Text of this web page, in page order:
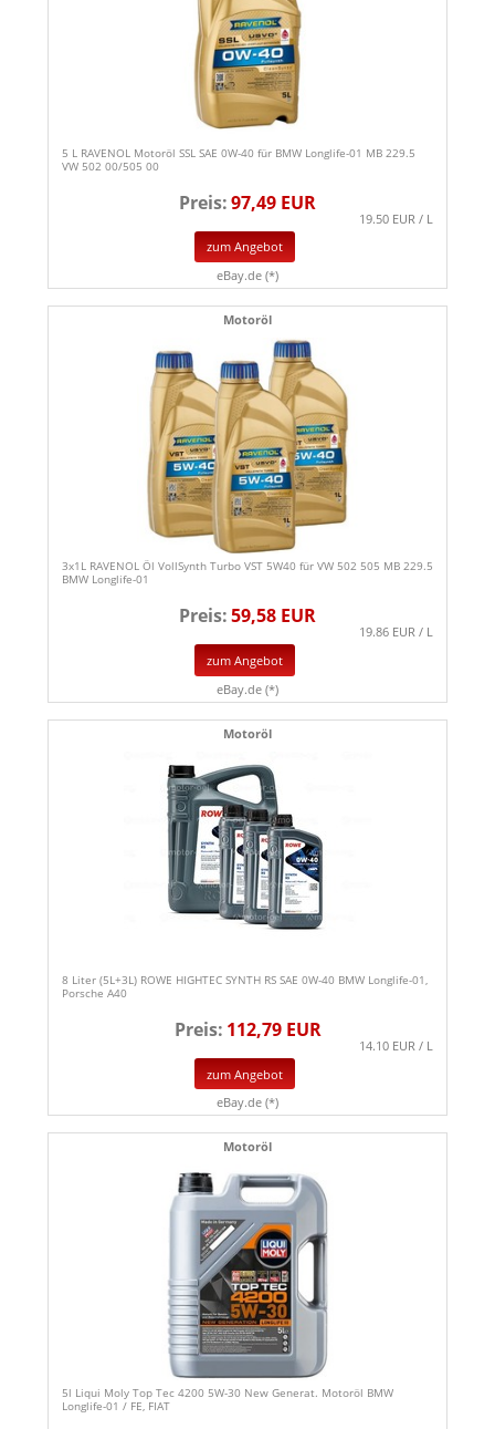
5 L RAVENOL Motoröl SSL SAE 0W-40 für BMW Longlife-01 MB 229.5
VW 502 00/505 00
Preis:97,49 EUR
19.50 EUR / L
zum Angebot
eBay.de (*)
Motoröl
3x1L RAVENOL Öl VollSynth Turbo VST 5W40 für VW 502 505 MB 229.5
BMW Longlife-01
Preis:59,58 EUR
19.86 EUR / L
zum Angebot
eBay.de (*)
Motoröl
8 Liter (5L+3L) ROWE HIGHTEC SYNTH RS SAE 0W-40 BMW Longlife-01,
Porsche A40
Preis: 112,79 EUR
14.10 EUR / L
zum Angebot
eBay.de (*)
Motoröl
5l Liqui Moly Top Tec 4200 5W-30 New Generat. Motoröl BMW
Longlife-01 / FE, FIAT